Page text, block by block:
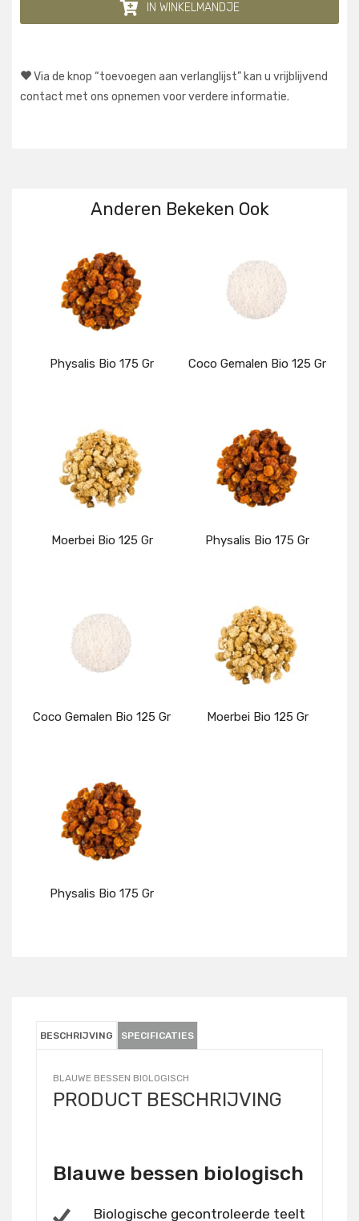
IN WINKELMANDJE
Via de knop “toevoegen aan verlanglijst” kan u vrijblijvend
contact met ons opnemen voor verdere informatie.
Anderen Bekeken Ook
Physalis Bio 175 Gr
Details
Coco Gemalen Bio 125 Gr
Details
Moerbei Bio 125 Gr Physalis Bio 175 Gr
Details
Coco Gemalen Bio 125 Gr
Details
Moerbei Bio 125 Gr
Physalis Bio 175 Gr
BESCHRIJVING SPECIFICATIES
BLAUWE BESSEN BIOLOGISCH
PRODUCT BESCHRIJVING
Blauwe bessen biologisch
Biologische gecontroleerde teelt